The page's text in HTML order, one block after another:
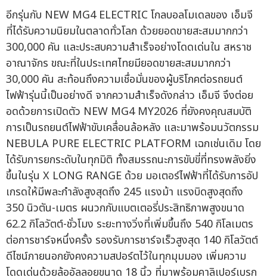
อีกรุ่นกับ NEW MG4 ELECTRIC โกลบอลโมเดลของ เอ็มจี
ที่ได้รับความนิยมในตลาดทั่วโลก ด้วยยอดขายสะสมมากกว่า
300,000 คัน และประสบความสำเร็จอย่างโดดเด่นใน สหราช
อาณาจักร ขณะที่ในประเทศไทยมียอดขายสะสมมากกว่า
30,000 คัน สะท้อนถึงความเชื่อมั่นของผู้บริโภคต่อรถยนต์
ไฟฟ้ารุ่นนี้เป็นอย่างดี จากความสำเร็จดังกล่าว เอ็มจี จึงต่อย
อดด้วยการเปิดตัว NEW MG4 MY2026 ที่ยังคงคุณสมบัติ
การเป็นรถยนต์ไฟฟ้าขับเคลื่อนล้อหลัง และมาพร้อมนวัตกรรม
NEBULA PURE ELECTRIC PLATFORM เฉกเช่นเดิม โดย
ได้รับการยกระดับในทุกมิติ ทั้งสมรรถนะการขับขี่ที่ทรงพลังยิ่ง
ขึ้นในรุ่น X LONG RANGE ด้วย มอเตอร์ไฟฟ้าที่ได้รับการอัป
เกรดให้มีพละกำลังสูงสุดถึง 245 แรงม้า แรงบิดสูงสุดถึง
350 นิวตัน-เมตร ผนวกกับแบตเตอรี่ประสิทธิภาพสูงขนาด
62.2 กิโลวัตต์-ชั่วโมง ระยะทางวิ่งที่เพิ่มขึ้นถึง 540 กิโลเมตร
ต่อการชาร์จหนึ่งครั้ง รองรับการชาร์จเร็วสูงสุด 140 กิโลวัตต์
ดีไซน์ภายนอกยังคงความสปอร์ตไว้ในทุกมุมมอง เพิ่มความ
โดดเด่นด้วยล้ออัลลอยขนาด 18 นิ้ว ที่มาพร้อมคาลิเปอร์เบรก